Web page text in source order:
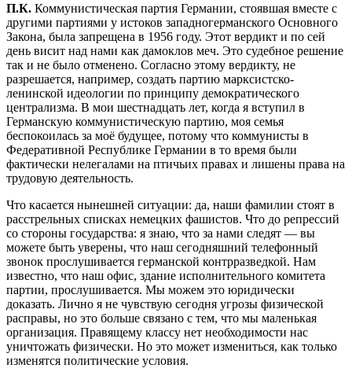
П.К. Коммунистическая партия Германии, стоявшая вместе с
другими партиями у истоков западногерманского Основного
Закона, была запрещена в 1956 году. Этот вердикт и по сей
день висит над нами как дамоклов меч. Это судебное решение
так и не было отменено. Согласно этому вердикту, не
разрешается, например, создать партию марксистско-
ленинской идеологии по принципу демократического
централизма. В мои шестнадцать лет, когда я вступил в
Германскую коммунистическую партию, моя семья
беспокоилась за моё будущее, потому что коммунисты в
Федеративной Республике Германии в то время были
фактически нелегалами на птичьих правах и лишены права на
трудовую деятельность.
Что касается нынешней ситуации: да, наши фамилии стоят в
расстрельных списках немецких фашистов. Что до репрессий
со стороны государства: я знаю, что за нами следят — вы
можете быть уверены, что наш сегодняшний телефонный
звонок прослушивается германской контрразведкой. Нам
известно, что наш офис, здание исполнительного комитета
партии, прослушивается. Мы можем это юридически
доказать. Лично я не чувствую сегодня угрозы физической
расправы, но это больше связано с тем, что мы маленькая
организация. Правящему классу нет необходимости нас
уничтожать физически. Но это может измениться, как только
изменятся политические условия.